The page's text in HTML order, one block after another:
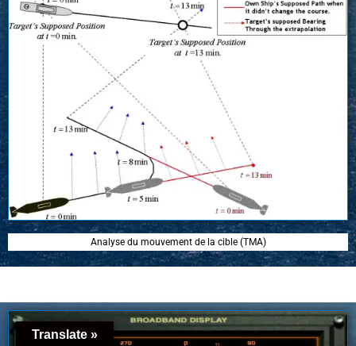
Analyse du mouvement de la cible (TMA)
Translate »